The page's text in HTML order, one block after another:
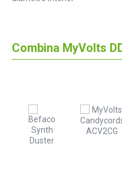
Combina MyVolts